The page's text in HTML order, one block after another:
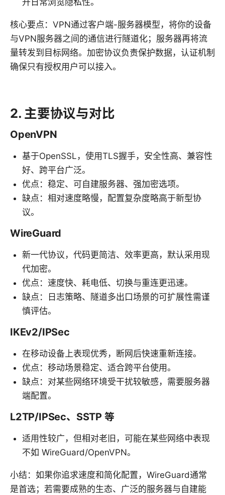
升日常浏览隐私性。
核心要点：VPN通过客户端-服务器模型，将你的设备
与VPN服务器之间的通信进行隧道化；服务器再将流
量转发到目标网络。加密协议负责保护数据，认证机制
确保只有授权用户可以接入。
2. 主要协议与对比
OpenVPN
基于OpenSSL，使用TLS握手，安全性高、兼容性
好、跨平台广泛。
优点：稳定、可自建服务器、强加密选项。
缺点：相对速度略慢，配置复杂度略高于新型协
议。
WireGuard
新一代协议，代码更简洁、效率更高，默认采用现
代加密。
优点：速度快、耗电低、切换与重连更迅速。
缺点：日志策略、隧道多出口场景的可扩展性需谨
慎评估。
IKEv2/IPSec
在移动设备上表现优秀，断网后快速重新连接。
优点：移动场景稳定、适合跨平台使用。
缺点：对某些网络环境受干扰较敏感，需要服务器
端配置。
L2TP/IPSec、SSTP 等
适用性较广，但相对老旧，可能在某些网络中表现
不如 WireGuard/OpenVPN。
小结：如果你追求速度和简化配置，WireGuard通常
是首选；若需要成熟的生态、广泛的服务器与自建能